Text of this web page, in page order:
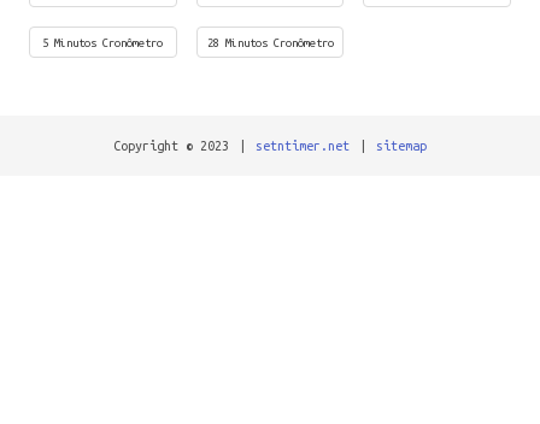
5 Minutos Cronômetro 28 Minutos Cronômetro
Copyright © 2023 setntimer.net sitemap